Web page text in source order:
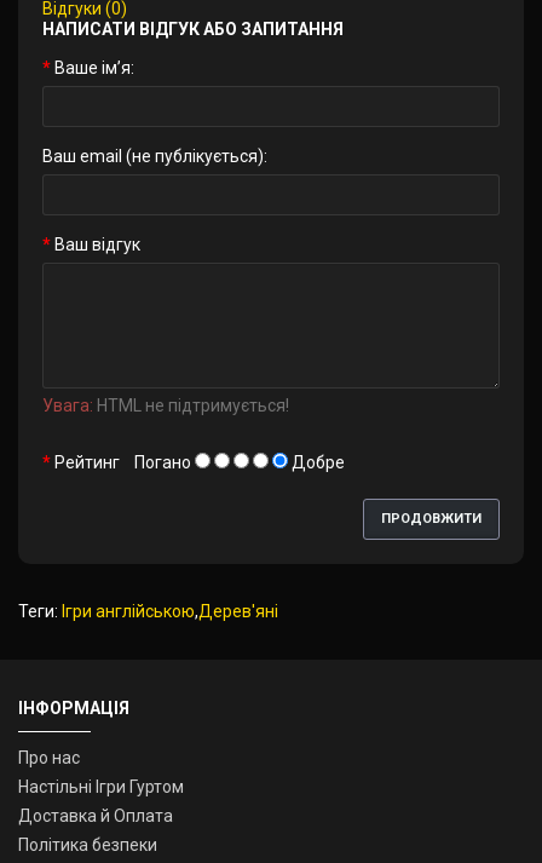
Відгуки (0)
НАПИСАТИ ВІДГУК АБО ЗАПИТАННЯ
Ваше ім’я:
Ваш email (не публікується):
Ваш відгук
Увага: HTML не підтримується!
Рейтинг Погано Добре
ПРОДОВЖИТИ
Теги: Ігри англійською,Дерев'яні
ІНФОРМАЦІЯ
Про нас
Настільні Ігри Гуртом
Доставка й Оплата
Політика безпеки